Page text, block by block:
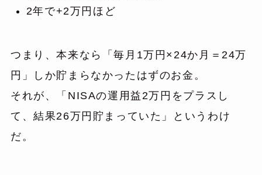
2年で+2万円ほど
つまり、本来なら「毎月1万円×24か月＝24万
円」しか貯まらなかったはずのお金。
それが、「NISAの運用益2万円をプラスし
て、結果26万円貯まっていた」というわけ
だ。